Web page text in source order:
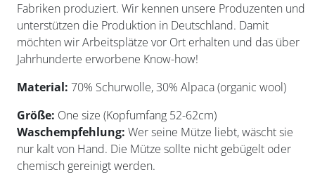
Fabriken produziert. Wir kennen unsere Produzenten und
unterstützen die Produktion in Deutschland. Damit
möchten wir Arbeitsplätze vor Ort erhalten und das über
Jahrhunderte erworbene Know-how!
Material: 70% Schurwolle, 30% Alpaca (organic wool)
Größe: One size (Kopfumfang 52-62cm)
Waschempfehlung: Wer seine Mütze liebt, wäscht sie
nur kalt von Hand. Die Mütze sollte nicht gebügelt oder
chemisch gereinigt werden.